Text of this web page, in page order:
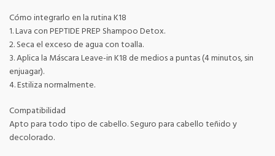
Cómo integrarlo en la rutina K18
1. Lava con PEPTIDE PREP Shampoo Detox.
2. Seca el exceso de agua con toalla.
3. Aplica la Máscara Leave-in K18 de medios a puntas (4 minutos, sin
enjuagar).
4. Estiliza normalmente.
Compatibilidad
Apto para todo tipo de cabello. Seguro para cabello teñido y
decolorado.